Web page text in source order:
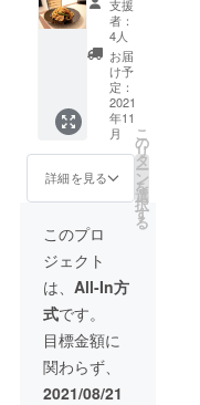
ます。
ランド
食器 丸
皿 2枚
ロゴ皿2
はパッ
ケー
ジ・お
礼の
メッ
セージ
カード
ととも
に、お
送りさ
せて頂
きま
す。 ※
送料込
の金額
になり
ます。
支援
者：
4人
お届
け予
定：
2021
年11
月
詳細を見る
こ
の
リ
タ
ー
ン
を
選
択
す
る
このプロ
ジェクト
は、 All-In方
式です。
目標金額に
関わらず、
2021/08/21